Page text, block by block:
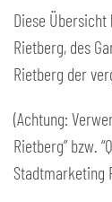
Diese
Rietberg, des
Rietberg der
(Achtung:
Rietberg” bzw.
Stadtmarketing